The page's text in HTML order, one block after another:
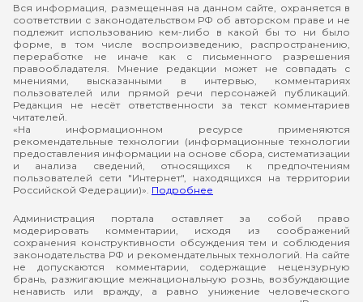
Вся информация, размещенная на данном сайте, охраняется в
соответствии с законодательством РФ об авторском праве и не
подлежит использованию кем-либо в какой бы то ни было
форме, в том числе воспроизведению, распространению,
переработке не иначе как с письменного разрешения
правообладателя. Мнение редакции может не совпадать с
мнениями, высказанными в интервью, комментариях
пользователей или прямой речи персонажей публикаций.
Редакция не несёт ответственности за текст комментариев
читателей.
«На информационном ресурсе применяются
рекомендательные технологии (информационные технологии
предоставления информации на основе сбора, систематизации
и анализа сведений, относящихся к предпочтениям
пользователей сети "Интернет", находящихся на территории
Российской Федерации)». Подробнее
Администрация портала оставляет за собой право
модерировать комментарии, исходя из соображений
сохранения конструктивности обсуждения тем и соблюдения
законодательства РФ и рекомендательных технологий. На сайте
не допускаются комментарии, содержащие нецензурную
брань, разжигающие межнациональную рознь, возбуждающие
ненависть или вражду, а равно унижение человеческого